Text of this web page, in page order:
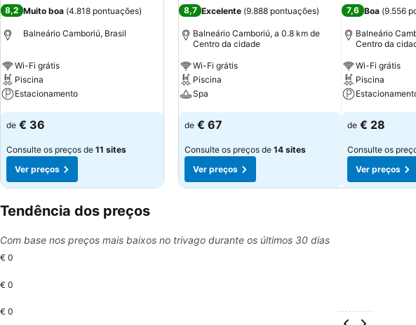
8,2 Muito boa (4.818 pontuações)
Balneário Camboriú, Brasil
Wi-Fi grátis
Piscina
Estacionamento
Ver preços
de € 36
Consulte os preços de 11 sites
Ver preços
8,7 Excelente (9.888 pontuações)
Balneário Camboriú, a 0.8 km de
Centro da cidade
Wi-Fi grátis
Piscina
Spa
Ver preços
de € 67
Consulte os preços de 14 sites
Ver preços
7,6 Boa (9.556
Balneário
Centro da
Wi-Fi grátis
Piscina
Ver preços
de € 28
Consulte os
Ver preços
Tendência dos preços
Com base nos preços mais baixos no trivago durante os últimos 30 dias
€ 0
€ 0
€ 0